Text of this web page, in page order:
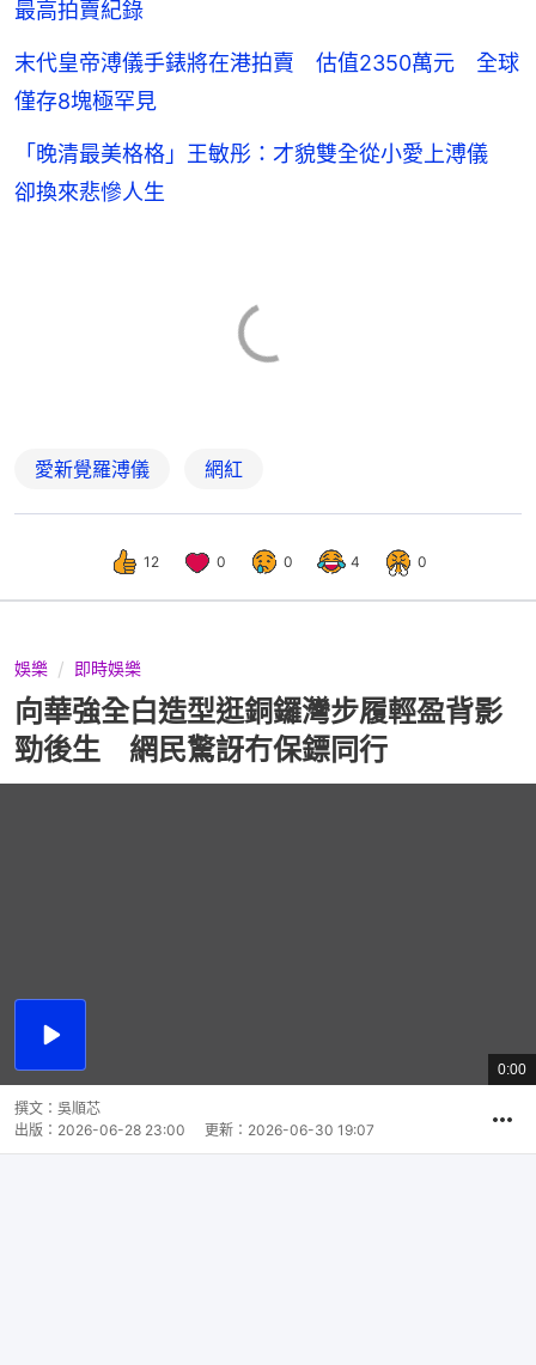
最高拍賣紀錄
末代皇帝溥儀手錶將在港拍賣 估值2350萬元 全球
僅存8塊極罕見
「晚清最美格格」王敏彤：才貌雙全從小愛上溥儀
卻換來悲慘人生
愛新覺羅溥儀 網紅
12 0 0 4 0
娛樂 即時娛樂
向華強全白造型逛銅鑼灣步履輕盈背影
勁後生 網民驚訝冇保鏢同行
播
總
共
0:00
撰文： 吳順芯
出版： 2026-06-28 23:00 更新： 2026-06-30 19:07